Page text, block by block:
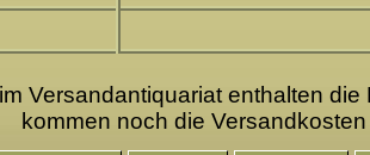
Versandantiquariat enthalten die
kommen noch die Versandkosten